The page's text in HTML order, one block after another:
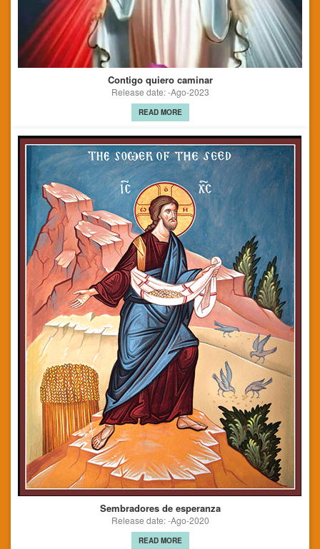
Contigo quiero caminar
Release date: -Ago-2023
READ MORE
Sembradores de esperanza
Release date: -Ago-2020
READ MORE